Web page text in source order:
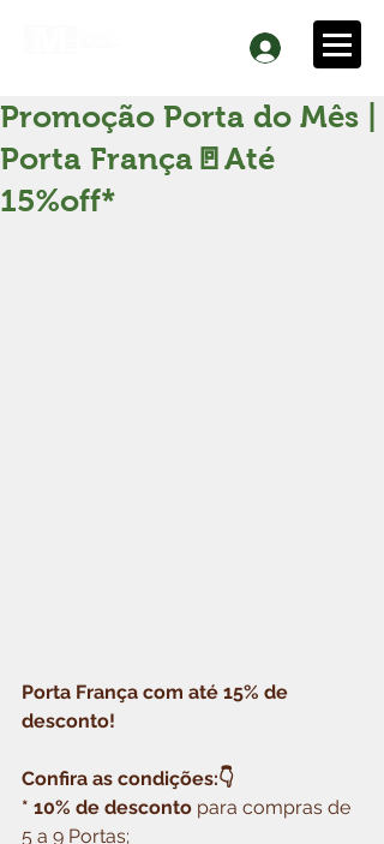
Promoção Porta do Mês |
Porta França🚪Até
15%off*
Porta França com até 15% de
desconto!
Confira as condições:👇
* 10% de desconto para compras de
5 a 9 Portas;